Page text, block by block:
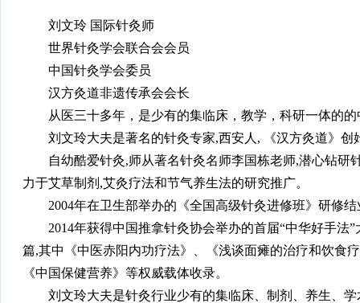
刘文玲 国际针灸师
世界针灸学会联合会会员
中国针灸学会委员
汉方灸道非遗传承会会长
从医三十多年，是少有的集临床，教学，科研一体的
刘文玲大夫是著名的针灸专家,西安人, 《汉方灸道》
自幼酷爱针灸,师从著名针灸名师李国栋老师,潜心钻研
力于艾草制剂,艾灸疗法和节气养生法的研究推广。
2004年在卫生部举办的《全国高级针灸进修班》研修结
2014年获得中国推拿针灸协会举办的首届“中华好手法
篇,其中《中医赤阳内功疗法》、《浅谈面瘫的治疗和饮食
《中国保健营养》等权威载体收录。
刘文玲大夫是针灸行业少有的集临床、制剂、养生、